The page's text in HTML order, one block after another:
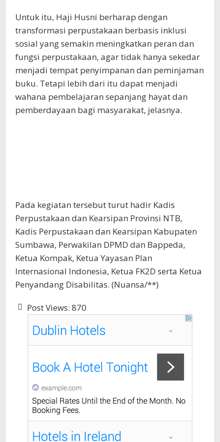
Untuk itu, Haji Husni berharap dengan
transformasi perpustakaan berbasis inklusi
sosial yang semakin meningkatkan peran dan
fungsi perpustakaan, agar tidak hanya sekedar
menjadi tempat penyimpanan dan peminjaman
buku. Tetapi lebih dari itu dapat menjadi
wahana pembelajaran sepanjang hayat dan
pemberdayaan bagi masyarakat, jelasnya.
Pada kegiatan tersebut turut hadir Kadis
Perpustakaan dan Kearsipan Provinsi NTB,
Kadis Perpustakaan dan Kearsipan Kabupaten
Sumbawa, Perwakilan DPMD dan Bappeda,
Ketua Kompak, Ketua Yayasan Plan
Internasional Indonesia, Ketua FK2D serta Ketua
Penyandang Disabilitas. (Nuansa/**)
Post Views: 870